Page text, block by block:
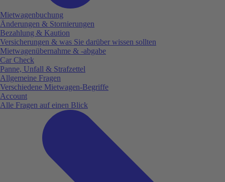
Mietwagenbuchung
Änderungen & Stornierungen
Bezahlung & Kaution
Versicherungen & was Sie darüber wissen sollten
Mietwagenübernahme & -abgabe
Car Check
Panne, Unfall & Strafzettel
Allgemeine Fragen
Verschiedene Mietwagen-Begriffe
Account
Alle Fragen auf einen Blick